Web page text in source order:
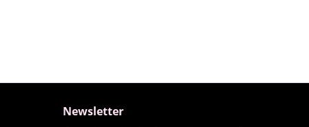
Newsletter